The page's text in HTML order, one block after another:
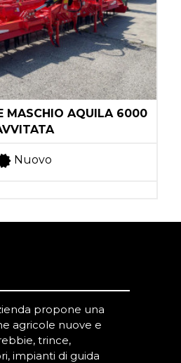
MASCHIO AQUILA 6000
Nuovo
propone una
agricole nuove e
trince,
impianti di guida